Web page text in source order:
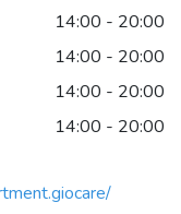
14:00 - 20:00
14:00 - 20:00
14:00 - 20:00
14:00 - 20:00